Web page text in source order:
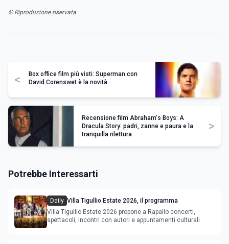
© Riproduzione riservata
<
Box office film più visti: Superman con
David Corenswet è la novità
Recensione film Abraham's Boys: A
Dracula Story: padri, zanne e paura e la
tranquilla rilettura
>
Potrebbe Interessarti
Daily Villa Tigullio Estate 2026, il programma
Villa Tigullio Estate 2026 propone a Rapallo concerti,
spettacoli, incontri con autori e appuntamenti culturali